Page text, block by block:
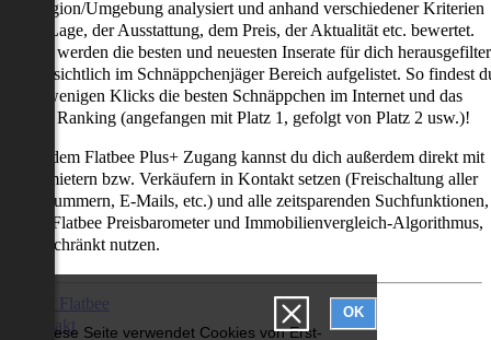
Diese Seite verwendet Cookies von Erst-
OK
Region/Umgebung analysiert und anhand verschiedener Kriterien
der Lage, der Ausstattung, dem Preis, der Aktualität etc. bewertet.
werden die besten und neuesten Inserate für dich
übersichtlich im Schnäppchenjäger Bereich aufgelistet. So findest
nur wenigen Klicks die besten Schnäppchen im Internet und das
als Ranking (angefangen mit Platz 1, gefolgt von Platz 2 usw.)!
mit dem Flatbee Plus+ Zugang kannst du dich außerdem direkt mit
Vermietern bzw. Verkäufern in Kontakt setzen (Freischaltung aller
E-Mails, etc.) und alle zeitsparenden Suchfunktionen,
den Flatbee Preisbarometer und Immobilienvergleich-Algorithmus,
nutzen.
Über Flatbee
Kontakt